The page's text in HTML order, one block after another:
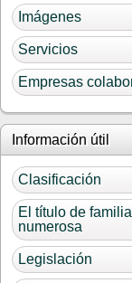
Imágenes
Servicios
Empresas
Información útil
Clasificación
El título de familia
numerosa
Legislación